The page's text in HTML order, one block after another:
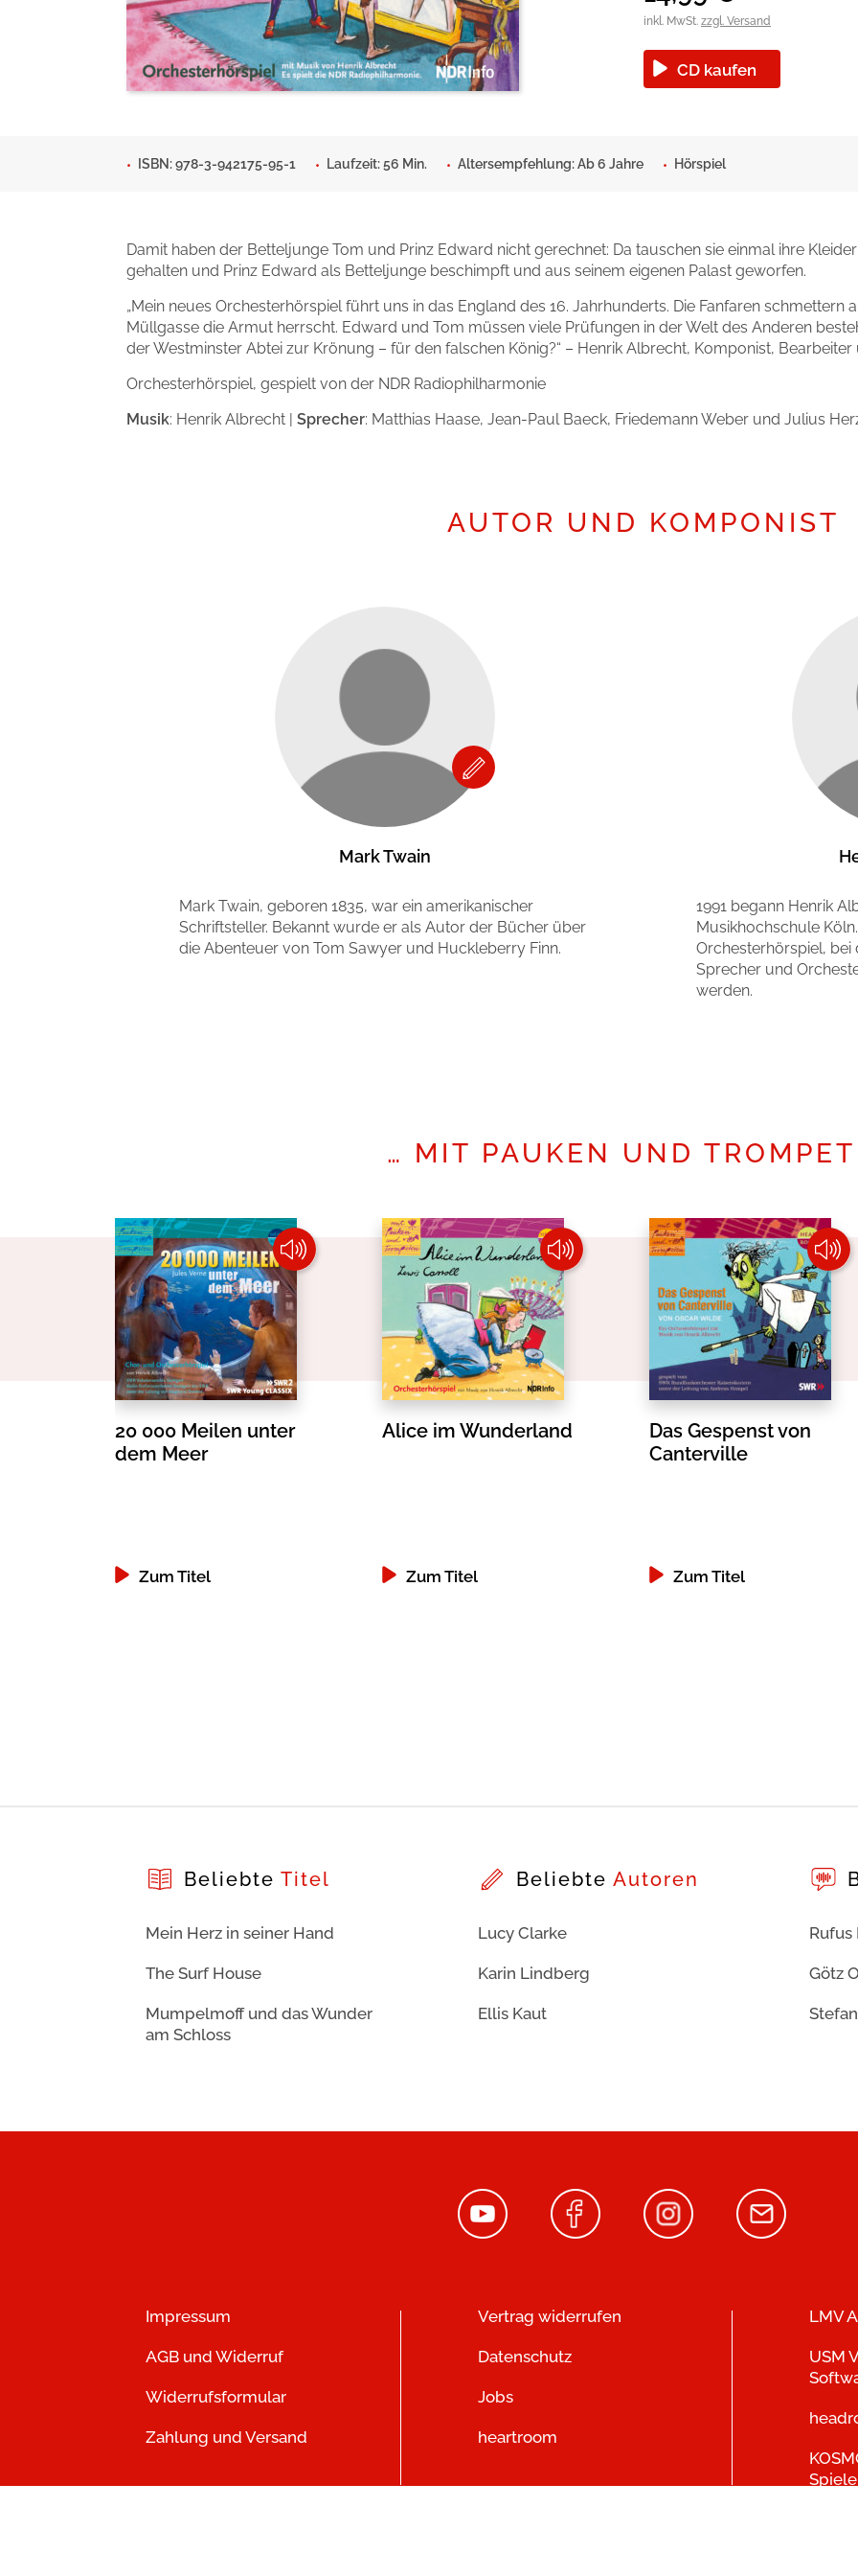
Zum Titel
Indigo Wild - Folge 1
Zum Titel
inkl. MwSt. zzgl. Versand
CD kaufen
ISBN: 978-3-942175-95-1 Laufzeit: 56 Min. Altersempfehlung: Ab 6 Jahre Hörspiel
Damit haben der Betteljunge Tom und Prinz Edward nicht gerechnet: Da tauschen sie einmal ihre
gehalten und Prinz Edward als Betteljunge beschimpft und aus seinem eigenen Palast geworfen.
„Mein neues Orchesterhörspiel führt uns in das England des 16. Jahrhunderts. Die Fanfaren schmettern
Müllgasse die Armut herrscht. Edward und Tom müssen viele Prüfungen in der Welt des Anderen
der Westminster Abtei zur Krönung – für den falschen König?“ – Henrik Albrecht, Komponist, Bearbeiter
Orchesterhörspiel, gespielt von der NDR Radiophilharmonie
Musik: Henrik Albrecht | Sprecher: Matthias Haase, Jean-Paul Baeck, Friedemann Weber und Julius
AUTOR UND KOMPONIST
Mark Twain
Mark Twain, geboren 1835, war ein amerikanischer
Schriftsteller. Bekannt wurde er als Autor der Bücher über
die Abenteuer von Tom Sawyer und Huckleberry Finn.
1991 begann Henrik
Musikhochschule
Orchesterhörspiel,
Sprecher und
werden.
… MIT PAUKEN UND
20 000 Meilen unter
dem Meer
Zum Titel
Alice im Wunderland
Zum Titel
Das Gespenst von
Canterville
Zum Titel
Beliebte Titel
Mein Herz in seiner Hand
The Surf House
Mumpelmoff und das Wunder
am Schloss
Beliebte Autoren
Lucy Clarke
Karin Lindberg
Ellis Kaut
Rufus
Götz
Impressum
AGB und Widerruf
Widerrufsformular
Zahlung und Versand
Vertrag widerrufen
Datenschutz
Jobs
heartroom
LMV
USM